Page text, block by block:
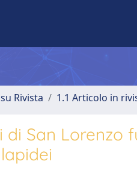
Rivista 1.1 Articolo in
San Lorenzo